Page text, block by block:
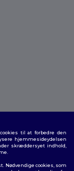
til at forbedre den
hjemmesideydelsen
skræddersyet indhold,
Nødvendige cookies, som